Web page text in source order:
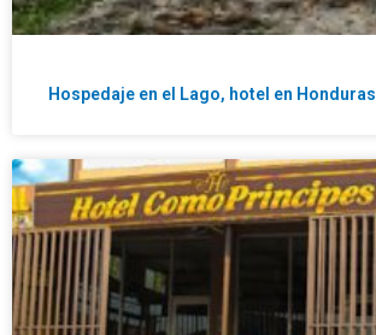
Hospedaje en el Lago, hotel en Honduras